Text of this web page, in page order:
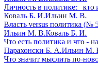
Личность в политике: _кто
Коваль Б. И.Ильин М. В.
Власть versus политика (№
Ильин М. В.Коваль Б. И.
Что есть политика и что -
Парахонски Б. А.Ильин М.
Что значит мыслить по-